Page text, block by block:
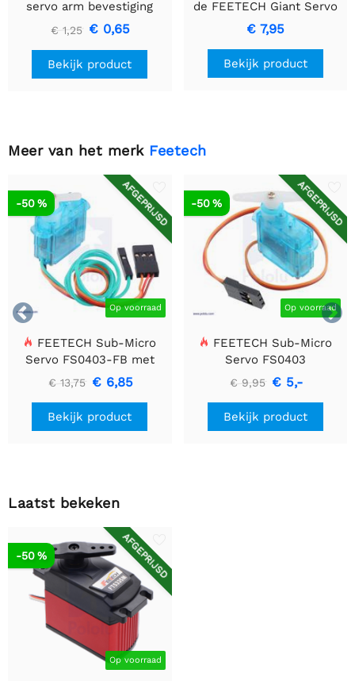
servo arm bevestiging
€ 1,25 € 0,65
Bekijk product
de FEETECH Giant Servo
FT5335M
€ 7,95
Bekijk product
Meer van het merk Feetech


AFGEPRIJSD
Op voorraad
-50 %
FEETECH Sub-Micro
Servo FS0403-FB met
Positie Feedback
€ 13,75 € 6,85
Bekijk product
AFGEPRIJSD
Op voorraad
-50 %
FEETECH Sub-Micro
Servo FS0403
€ 9,95 € 5,-
Bekijk product
Laatst bekeken
AFGEPRIJSD
Op voorraad
-50 %